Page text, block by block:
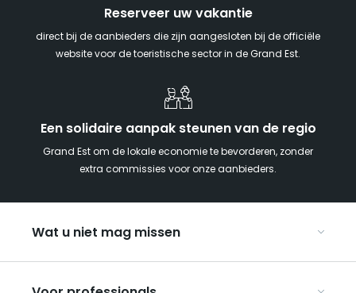
Reserveer uw vakantie
direct bij de aanbieders die zijn aangesloten bij de officiële
website voor de toeristische sector in de Grand Est.
Een solidaire aanpak steunen van de regio
Grand Est om de lokale economie te bevorderen, zonder
extra commissies voor onze aanbieders.
Wat u niet mag missen